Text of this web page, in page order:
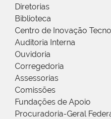
Diretorias
Biblioteca
Centro de Inovação
Auditoria Interna
Ouvidoria
Corregedoria
Assessorias
Comissões
Fundações de Apoio
Procuradoria-Geral